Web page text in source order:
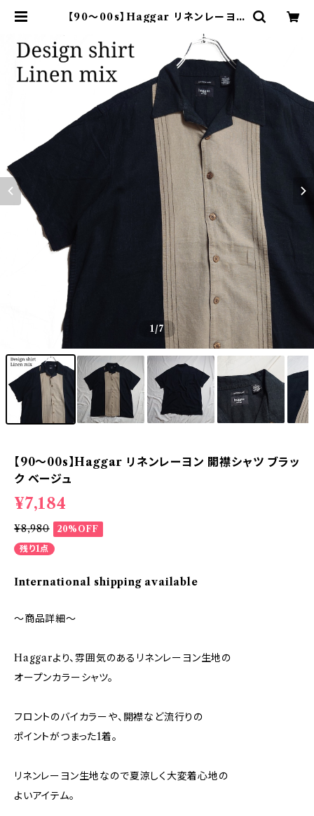
【90～00s】Haggar リネンレーヨン
ライン古着屋 9chord
1/7
【90～00s】Haggar リネンレーヨン 開襟シャツ ブラッ
ク ベージュ
¥7,184
¥8,980
20%OFF
残り1点
International shipping available
～商品詳細～
Haggarより、雰囲気のあるリネンレーヨン生地の
オープンカラーシャツ。
フロントのバイカラーや、開襟など流行りの
ポイントがつまった1着。
リネンレーヨン生地なので夏涼しく大変着心地の
よいアイテム。